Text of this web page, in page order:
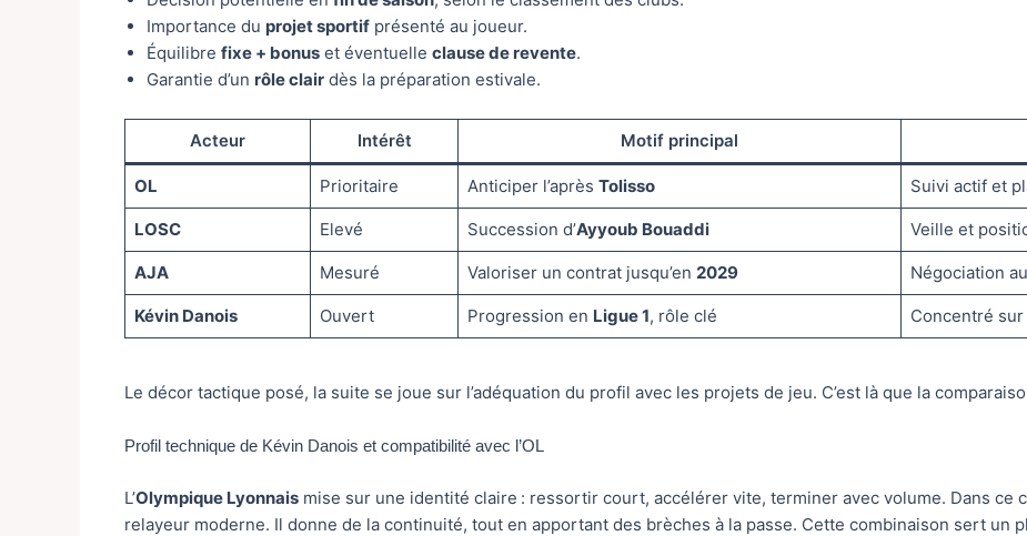
Importance du projet sportif présenté au joueur.
Équilibre fixe + bonus et éventuelle clause de revente.
Garantie d’un rôle clair dès la préparation estivale.
Acteur Intérêt Motif principal
OL Prioritaire Anticiper l’après Tolisso Suivi actif et
LOSC Elevé Succession d’Ayyoub Bouaddi Veille et
AJA Mesuré Valoriser un contrat jusqu’en 2029 Négociation
Kévin Danois Ouvert Progression en Ligue 1, rôle clé Concentré
Le décor tactique posé, la suite se joue sur l’adéquation du profil avec les projets de jeu. C’est là que la
Profil technique de Kévin Danois et compatibilité avec l’OL
L’Olympique Lyonnais mise sur une identité claire : ressortir court, accélérer vite, terminer avec volume. Dans ce
relayeur moderne. Il donne de la continuité, tout en apportant des brèches à la passe. Cette combinaison sert un